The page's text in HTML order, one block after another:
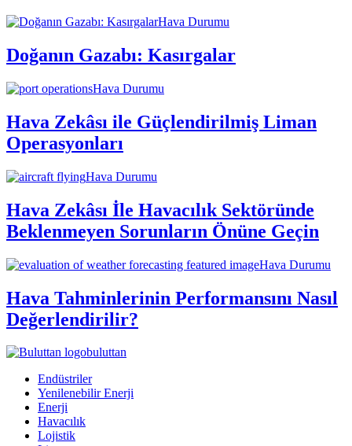
Hava Durumu
Doğanın Gazabı: Kasırgalar
Hava Durumu
Hava Zekâsı ile Güçlendirilmiş Liman
Operasyonları
Hava Durumu
Hava Zekâsı İle Havacılık Sektöründe
Beklenmeyen Sorunların Önüne Geçin
Hava Durumu
Hava Tahminlerinin Performansını Nasıl
Değerlendirilir?
buluttan
Endüstriler
Yenilenebilir Enerji
Enerji
Havacılık
Lojistik